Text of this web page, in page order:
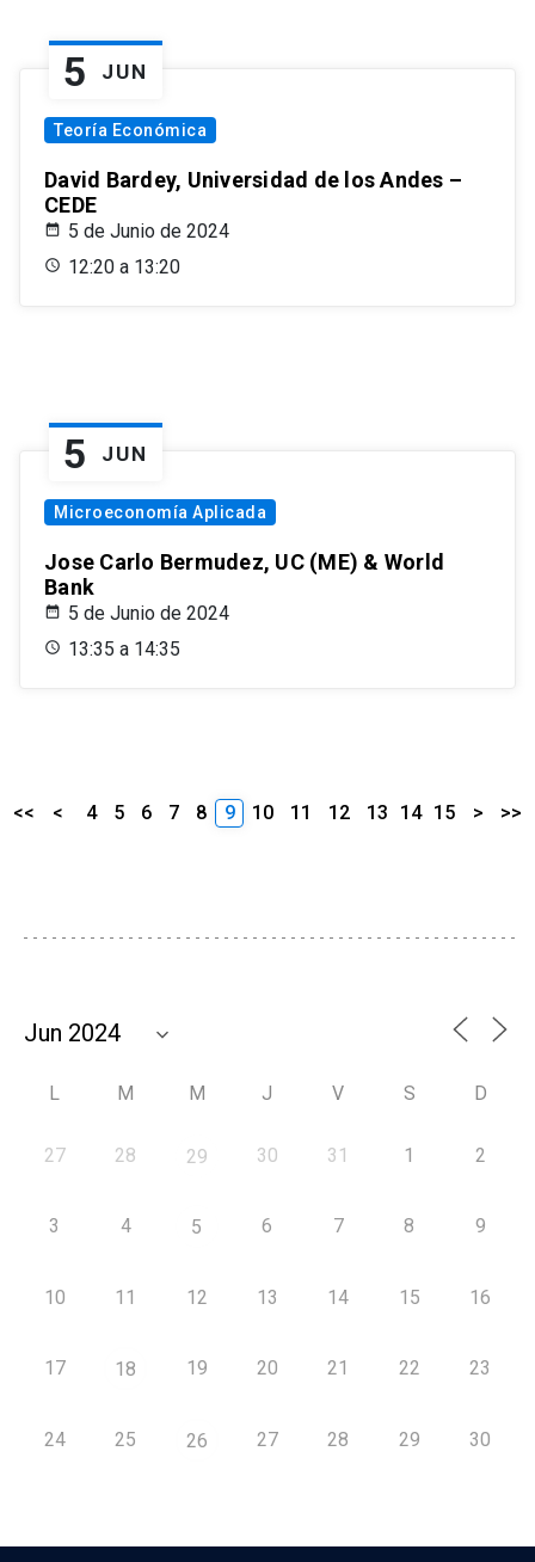
5 JUN
Teoría Económica
David Bardey, Universidad de los Andes –
CEDE
5 de Junio de 2024
12:20 a 13:20
5 JUN
Microeconomía Aplicada
Jose Carlo Bermudez, UC (ME) & World
Bank
5 de Junio de 2024
13:35 a 14:35
<< < 4 5 6 7 8 9 10 11 12 13 14 15 > >>
L M M J V S D
27 28 29 30 31 1 2
3 4 5 6 7 8 9
10 11 12 13 14 15 16
17 18 19 20 21 22 23
24 25 26 27 28 29 30